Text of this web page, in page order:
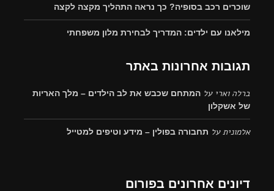
שוכרים רכב בסופיה? כך נראה התהליך מקצה לקצה
מילאנו עם ילדים: המדריך לבחירת מלון משפחתי
תגובות אחרונות באתר
ברלה וארי על המתחם שכבש את לב הילדים – מלך האריות
של אשקלון
אלמוניתעל תחבורה בפולין – מידע וטיפים למטייל
דיונים אחרונים בפורום